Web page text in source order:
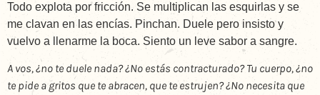
Todo explota por fricción. Se multiplican las esquirlas y se
me clavan en las encías. Pinchan. Duele pero insisto y
vuelvo a llenarme la boca. Siento un leve sabor a sangre.
A vos, ¿no te duele nada? ¿No estás contracturado? Tu cuerpo, ¿no
te pide a gritos que te abracen, que te estrujen? ¿No necesita que